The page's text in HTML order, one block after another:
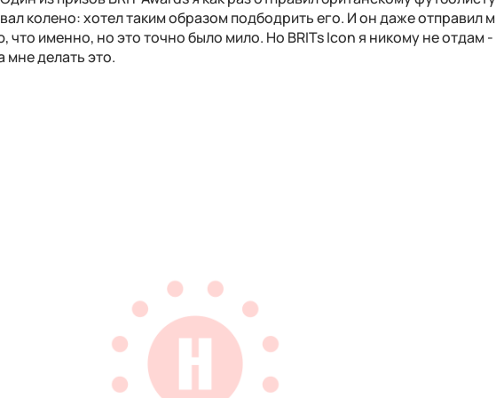
колено: хотел таким образом подбодрить его. И он даже отправил
что именно, но это точно было мило. Но BRITs Icon я никому не отдам
мне делать это.